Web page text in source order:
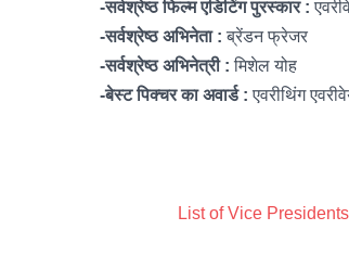
-सर्वश्रेष्ठ फिल्म एडिटिंग पुरस्कार :
-सर्वश्रेष्ठ अभिनेता : ब्रेंडन फ्रेजर
-सर्वश्रेष्ठ अभिनेत्री : मिशेल योह
-बेस्ट पिक्चर का अवार्ड : एवरीथिंग
List of Vice